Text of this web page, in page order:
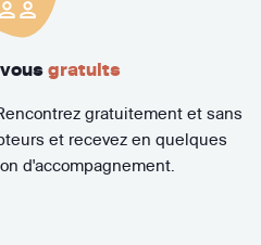
gratuits
gratuitement et sans
et recevez en quelques
d'accompagnement.